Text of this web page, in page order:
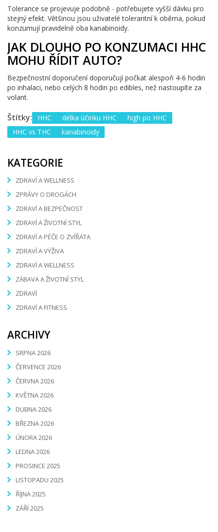
Tolerance se projevuje podobně - potřebujete vyšší dávku pro
stejný efekt. Většinou jsou uživatelé tolerantní k oběma, pokud
konzumují pravidelně oba kanabinoidy.
JAK DLOUHO PO KONZUMACI HHC
MOHU ŘÍDIT AUTO?
Bezpečnostní doporučení doporučují počkat alespoň 4-6 hodin
po inhalaci, nebo celých 8 hodin po edibles, než nastoupíte za
volant.
Štítky: HHC délka účinku HHC
high po HHC
HHC vs THC
kanabinoidy
KATEGORIE
ZDRAVÍ A WELLNESS
ZPRÁVY O DROGÁCH
ZDRAVÍ A BEZPEČNOST
ZDRAVÍ A ŽIVOTNÍ STYL
ZDRAVÍ A PÉČE O ZVÍŘATA
ZDRAVÍ A VÝŽIVA
ZDRAVÍ A WELLNESS
ZÁBAVA A ŽIVOTNÍ STYL
ZDRAVÍ
ZDRAVÍ A FITNESS
ARCHIVY
SRPNA 2026
ČERVENCE 2026
ČERVNA 2026
KVĚTNA 2026
DUBNA 2026
BŘEZNA 2026
ÚNORA 2026
LEDNA 2026
PROSINCE 2025
LISTOPADU 2025
ŘÍJNA 2025
ZÁŘÍ 2025